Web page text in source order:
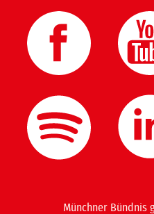
Münchner Bündnis